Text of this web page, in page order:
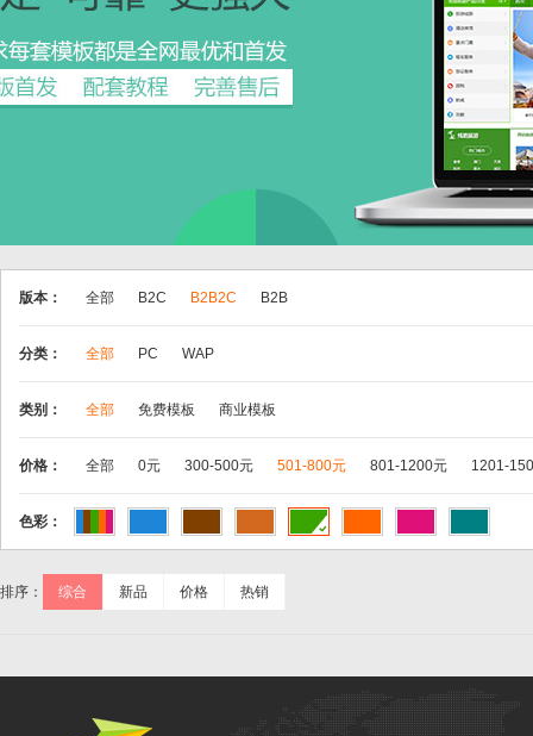
版本： 全部 B2C B2B2C B2B
分类： 全部 PC WAP
类别： 全部 免费模板 商业模板
价格： 全部 0元 300-500元 501-800元 801-1200元 1201-
色彩：
排序： 综合 新品 价格 热销